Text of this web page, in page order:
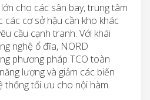
cho các sân bay, trung tâm
các cơ sở hậu cần kho khác
cầu cạnh tranh. Với khái
nghệ ổ đĩa, NORD
phương pháp TCO toàn
lượng và giảm các biến
thống tối ưu cho nội hàm.